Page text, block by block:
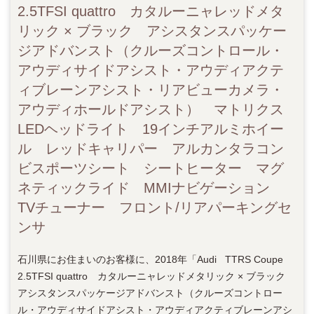
2.5TFSI quattro カタルーニャレッドメタ
リック × ブラック アシスタンスパッケー
ジアドバンスト（クルーズコントロール・
アウディサイドアシスト・アウディアクテ
ィブレーンアシスト・リアビューカメラ・
アウディホールドアシスト） マトリクス
LEDヘッドライト 19インチアルミホイー
ル レッドキャリパー アルカンタラコン
ビスポーツシート シートヒーター マグ
ネティックライド MMIナビゲーション
TVチューナー フロント/リアパーキングセ
ンサ
石川県にお住まいのお客様に、2018年「Audi TTRS Coupe
2.5TFSI quattro カタルーニャレッドメタリック × ブラック
アシスタンスパッケージアドバンスト（クルーズコントロー
ル・アウディサイドアシスト・アウディアクティブレーンアシ